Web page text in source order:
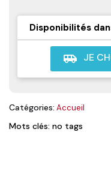
Disponibilités
airport_shuttle JE
Catégories: Accueil
Mots clés: no tags